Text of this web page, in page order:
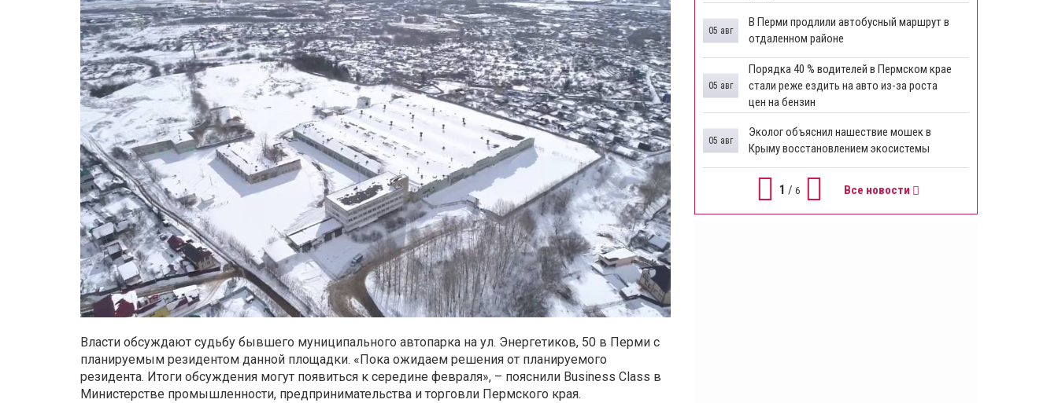
Власти обсуждают судьбу бывшего муниципального автопарка на ул. Энергетиков, 50 в Перми с
планируемым резидентом данной площадки. «Пока ожидаем решения от планируемого
резидента. Итоги обсуждения могут появиться к середине февраля», – пояснили Business Class в
Министерстве промышленности, предпринимательства и торговли Пермского края.
​В Перми продлили автобусный маршрут в
отдаленном районе
05 авг
​Порядка 40 % водителей в Пермском крае
стали реже ездить на авто из-за роста
цен на бензин
05 авг
Эколог объяснил нашествие мошек в
Крыму восстановлением экосистемы
05 авг
1 / 6 Все новости